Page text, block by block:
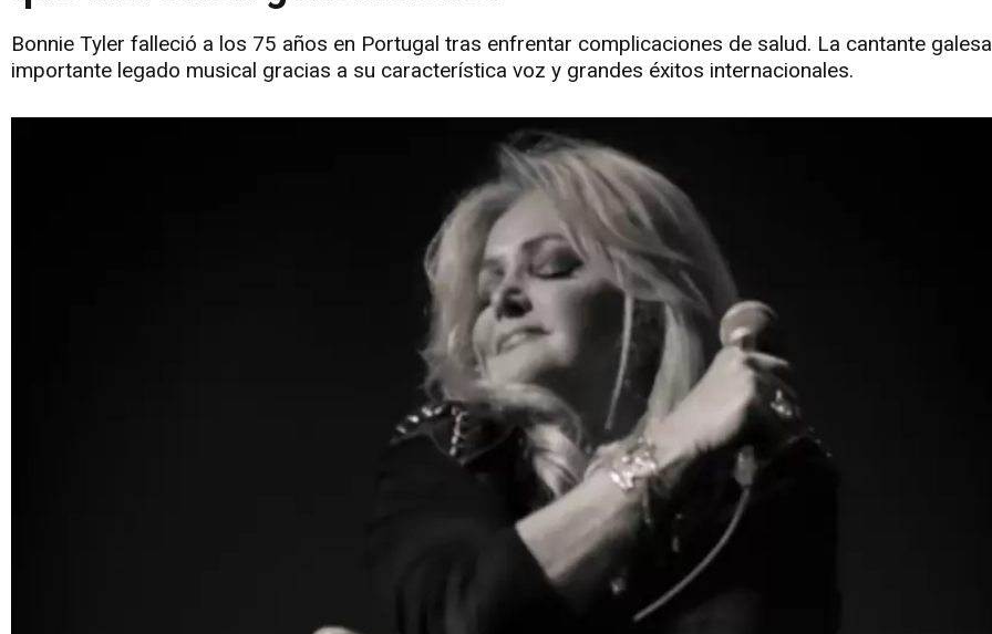
Bonnie Tyler falleció a los 75 años en Portugal tras enfrentar complicaciones de salud. La cantante
importante legado musical gracias a su característica voz y grandes éxitos internacionales.